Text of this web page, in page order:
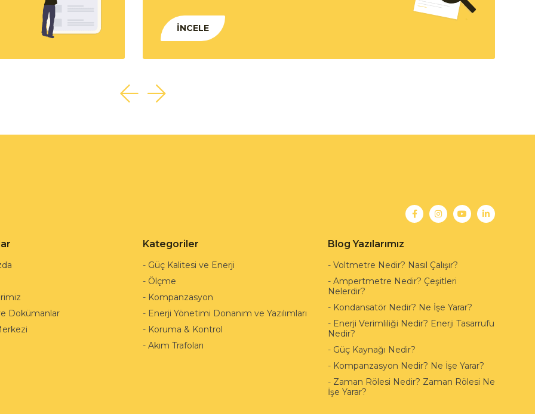
İNCELE
Dokümanlar
Kategoriler
- Güç Kalitesi ve Enerji
- Ölçme
- Kompanzasyon
- Enerji Yönetimi Donanım ve Yazılımları
- Koruma & Kontrol
- Akım Trafoları
Blog Yazılarımız
- Voltmetre Nedir? Nasıl Çalışır?
- Ampertmetre Nedir? Çeşitleri
Nelerdir?
- Kondansatör Nedir? Ne İşe Yarar?
- Enerji Verimliliği Nedir? Enerji Tasarrufu
Nedir?
- Güç Kaynağı Nedir?
- Kompanzasyon Nedir? Ne İşe Yarar?
- Zaman Rölesi Nedir? Zaman Rölesi Ne
İşe Yarar?